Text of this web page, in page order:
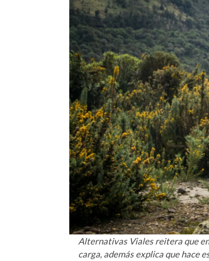
Alternativas Viales reitera que
carga, además explica que hace